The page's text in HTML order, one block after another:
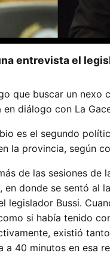
entrevista el
que buscar un nexo
en diálogo con La
es el segundo
la provincia, según
de las sesiones de
, en donde se sentó al
legislador Bussi.
si había tenido
existió
40 minutos en esa